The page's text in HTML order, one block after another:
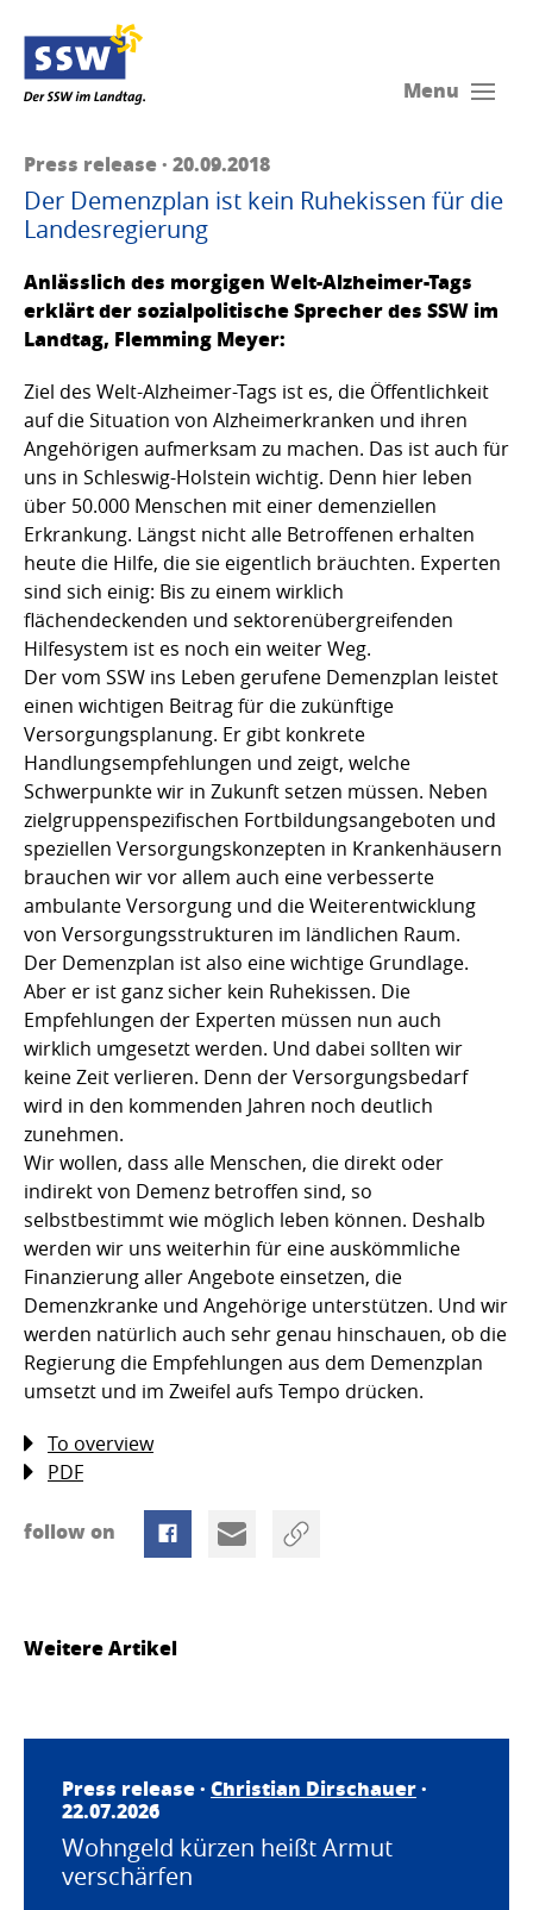
Menu
Press release · 20.09.2018
Der Demenzplan ist kein Ruhekissen für die
Landesregierung
Anlässlich des morgigen Welt-Alzheimer-Tags
erklärt der sozialpolitische Sprecher des SSW im
Landtag, Flemming Meyer:
Ziel des Welt-Alzheimer-Tags ist es, die Öffentlichkeit
auf die Situation von Alzheimerkranken und ihren
Angehörigen aufmerksam zu machen. Das ist auch für
uns in Schleswig-Holstein wichtig. Denn hier leben
über 50.000 Menschen mit einer demenziellen
Erkrankung. Längst nicht alle Betroffenen erhalten
heute die Hilfe, die sie eigentlich bräuchten. Experten
sind sich einig: Bis zu einem wirklich
flächendeckenden und sektorenübergreifenden
Hilfesystem ist es noch ein weiter Weg.
Der vom SSW ins Leben gerufene Demenzplan leistet
einen wichtigen Beitrag für die zukünftige
Versorgungsplanung. Er gibt konkrete
Handlungsempfehlungen und zeigt, welche
Schwerpunkte wir in Zukunft setzen müssen. Neben
zielgruppenspezifischen Fortbildungsangeboten und
speziellen Versorgungskonzepten in Krankenhäusern
brauchen wir vor allem auch eine verbesserte
ambulante Versorgung und die Weiterentwicklung
von Versorgungsstrukturen im ländlichen Raum.
Der Demenzplan ist also eine wichtige Grundlage.
Aber er ist ganz sicher kein Ruhekissen. Die
Empfehlungen der Experten müssen nun auch
wirklich umgesetzt werden. Und dabei sollten wir
keine Zeit verlieren. Denn der Versorgungsbedarf
wird in den kommenden Jahren noch deutlich
zunehmen.
Wir wollen, dass alle Menschen, die direkt oder
indirekt von Demenz betroffen sind, so
selbstbestimmt wie möglich leben können. Deshalb
werden wir uns weiterhin für eine auskömmliche
Finanzierung aller Angebote einsetzen, die
Demenzkranke und Angehörige unterstützen. Und wir
werden natürlich auch sehr genau hinschauen, ob die
Regierung die Empfehlungen aus dem Demenzplan
umsetzt und im Zweifel aufs Tempo drücken.
To overview
PDF
follow on
Weitere Artikel
Press release · Christian Dirschauer·
22.07.2026
Wohngeld kürzen heißt Armut
verschärfen